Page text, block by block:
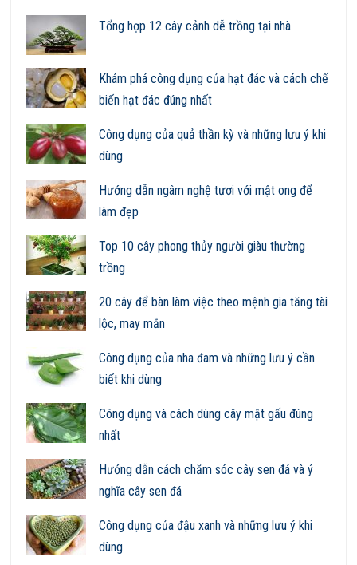
Tổng hợp 12 cây cảnh dễ trồng tại nhà
Khám phá công dụng của hạt đác và cách chế
biến hạt đác đúng nhất
Công dụng của quả thần kỳ và những lưu ý khi
dùng
Hướng dẫn ngâm nghệ tươi với mật ong để
làm đẹp
Top 10 cây phong thủy người giàu thường
trồng
20 cây để bàn làm việc theo mệnh gia tăng tài
lộc, may mắn
Công dụng của nha đam và những lưu ý cần
biết khi dùng
Công dụng và cách dùng cây mật gấu đúng
nhất
Hướng dẫn cách chăm sóc cây sen đá và ý
nghĩa cây sen đá
Công dụng của đậu xanh và những lưu ý khi
dùng